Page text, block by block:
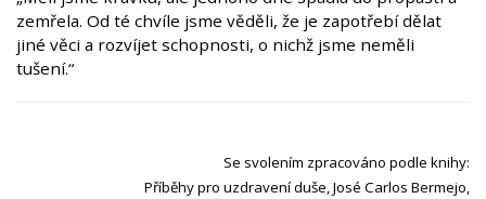
zemřela. Od té chvíle jsme věděli, že je zapotřebí dělat
jiné věci a rozvíjet schopnosti, o nichž jsme neměli
tušení.“
Se svolením zpracováno podle knihy:
Příběhy pro uzdravení duše, José Carlos Bermejo,